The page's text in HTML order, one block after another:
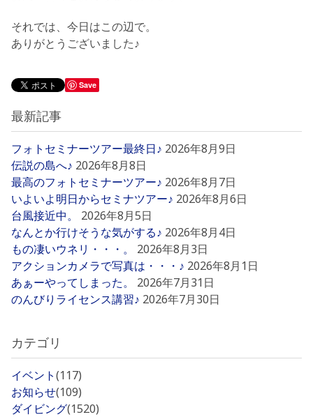
それでは、今日はこの辺で。
ありがとうございました♪
Save
最新記事
フォトセミナーツアー最終日♪ 2026年8月9日
伝説の島へ♪ 2026年8月8日
最高のフォトセミナーツアー♪ 2026年8月7日
いよいよ明日からセミナツアー♪ 2026年8月6日
台風接近中。
2026年8月5日
なんとか行けそうな気がする♪ 2026年8月4日
もの凄いウネリ・・・。
2026年8月3日
アクションカメラで写真は・・・♪ 2026年8月1日
あぁーやってしまった。
2026年7月31日
のんびりライセンス講習♪ 2026年7月30日
カテゴリ
イベント(117)
お知らせ(109)
ダイビング(1520)